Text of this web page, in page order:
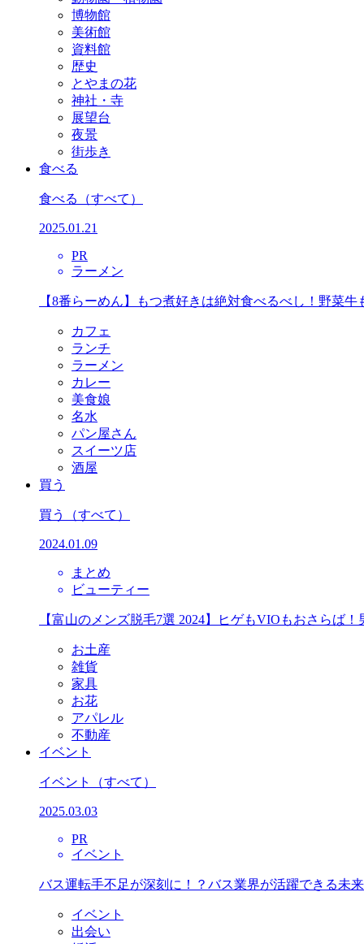
博物館
美術館
資料館
歴史
とやまの花
神社・寺
展望台
夜景
街歩き
食べる
食べる （すべて）
2025.01.21
PR
ラーメン
【8番らーめん】もつ煮好きは絶対食べるべし！野菜
カフェ
ランチ
ラーメン
カレー
美食娘
名水
パン屋さん
スイーツ店
酒屋
買う
買う （すべて）
2024.01.09
まとめ
ビューティー
【富山のメンズ脱毛7選 2024】ヒゲもVIOもおさらば
お土産
雑貨
家具
お花
アパレル
不動産
イベント
イベント （すべて）
2025.03.03
PR
イベント
バス運転手不足が深刻に！？バス業界が活躍できる未
イベント
出会い